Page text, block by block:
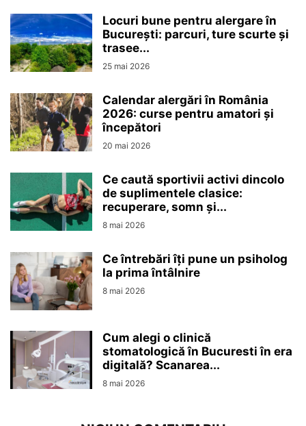
Locuri bune pentru alergare în
București: parcuri, ture scurte și
trasee...
25 mai 2026
Calendar alergări în România
2026: curse pentru amatori și
începători
20 mai 2026
Ce caută sportivii activi dincolo
de suplimentele clasice:
recuperare, somn și...
8 mai 2026
Ce întrebări îți pune un psiholog
la prima întâlnire
8 mai 2026
Cum alegi o clinică
stomatologică în Bucuresti în era
digitală? Scanarea...
8 mai 2026